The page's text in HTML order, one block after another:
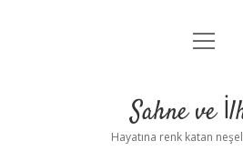
Anasayfa
Yasal Uyarı
menüyü
Sahne ve
Hayatına renk katan